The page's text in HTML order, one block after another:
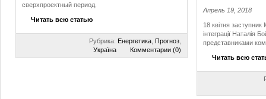
сверхпроектный период.
Читать всю статью
Рубрика: Енергетика Прогноз
Україна
Комментарии (0)
Апрель 19, 2018
18 квітня заступник
інтеграції Наталія
представниками
Читать всю